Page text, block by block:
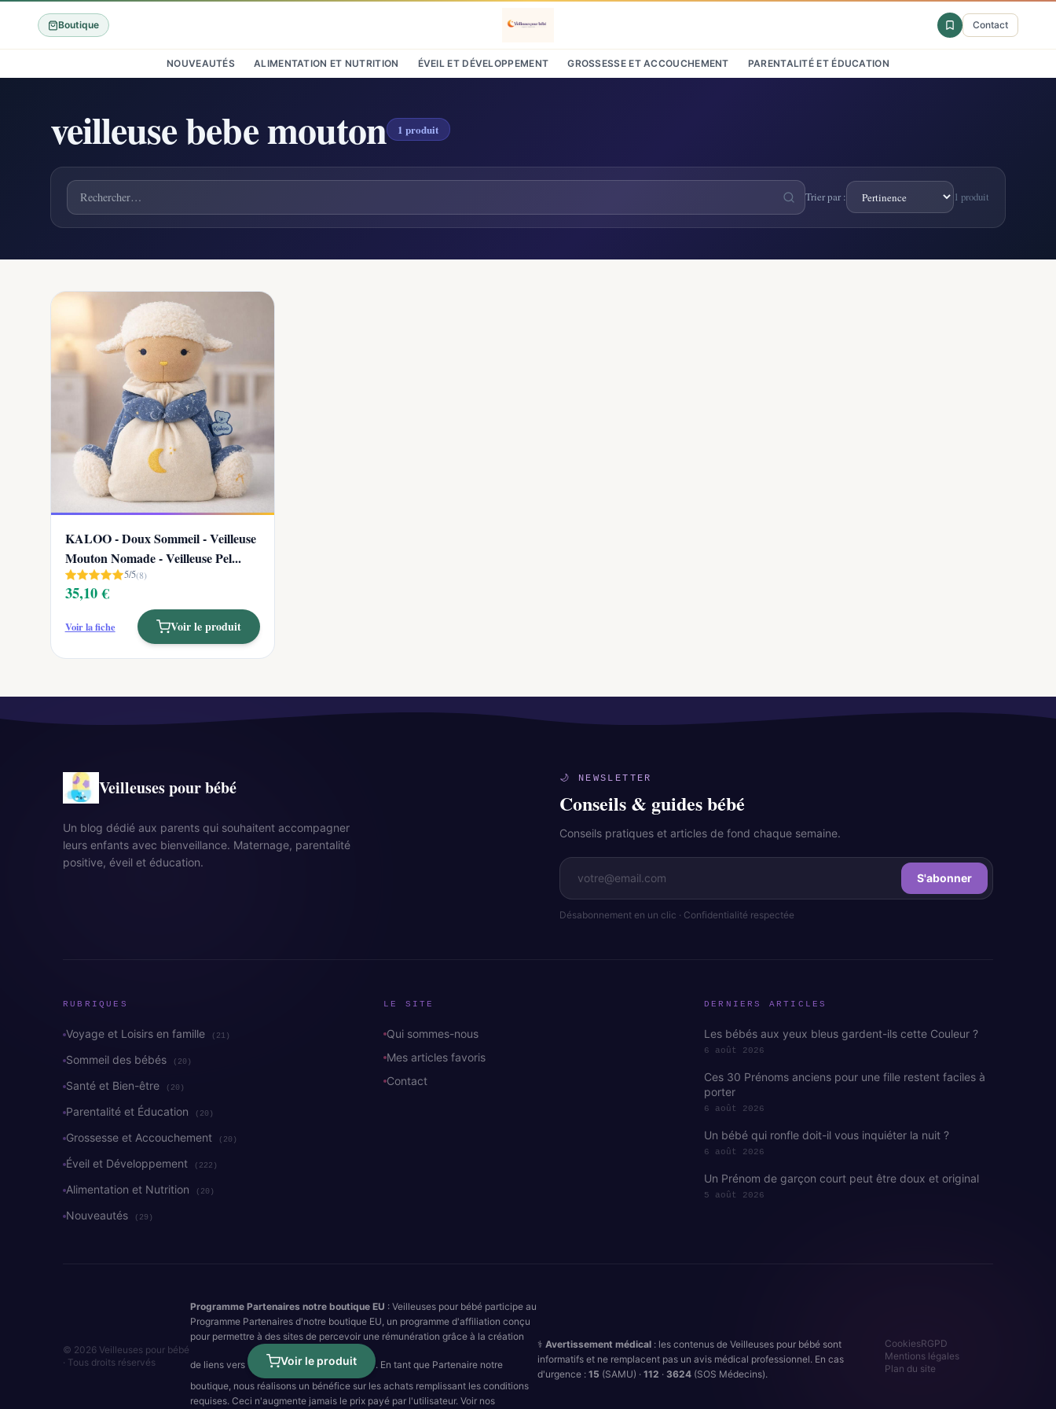
Boutique Contact
NOUVEAUTÉS ALIMENTATION ET NUTRITION ÉVEIL ET DÉVELOPPEMENT GROSSESSE ET ACCOUCHEMENT PARENTALITÉ ET ÉDUCATION
veilleuse bebe mouton 1 produit
Rechercher un produit
Trier par : 1 produit
KALOO - Doux Sommeil - Veilleuse
Mouton Nomade - Veilleuse Pel...
5/5(8)
35,10 €
Voir la fiche Voir le produit
Veilleuses pour bébé
Un blog dédié aux parents qui souhaitent accompagner
leurs enfants avec bienveillance. Maternage, parentalité
positive, éveil et éducation.
🌙 NEWSLETTER
Conseils & guides bébé
Conseils pratiques et articles de fond chaque semaine.
S'abonner
Désabonnement en un clic · Confidentialité respectée
RUBRIQUES
Voyage et Loisirs en famille (21)
Sommeil des bébés (20)
Santé et Bien-être (20)
Parentalité et Éducation (20)
Grossesse et Accouchement (20)
Éveil et Développement (222)
Alimentation et Nutrition (20)
Nouveautés (29)
LE SITE
Qui sommes-nous
Mes articles favoris
Contact
DERNIERS ARTICLES
Les bébés aux yeux bleus gardent-ils cette Couleur ?
6 août 2026
Ces 30 Prénoms anciens pour une fille restent faciles à
porter
6 août 2026
Un bébé qui ronfle doit-il vous inquiéter la nuit ?
6 août 2026
Un Prénom de garçon court peut être doux et original
5 août 2026
© 2026 Veilleuses pour bébé
· Tous droits réservés
Programme Partenaires notre boutique EU : Veilleuses pour bébé participe au
Programme Partenaires d'notre boutique EU, un programme d'affiliation conçu
pour permettre à des sites de percevoir une rémunération grâce à la création
de liens vers Voir le produit
. En tant que Partenaire notre
boutique, nous réalisons un bénéfice sur les achats remplissant les conditions
requises. Ceci n'augmente jamais le prix payé par l'utilisateur. Voir nos
⚕️Avertissement médical : les contenus de Veilleuses pour bébé sont
informatifs et ne remplacent pas un avis médical professionnel. En cas
d'urgence :15 (SAMU) ·112 · 3624 (SOS Médecins).
CookiesRGPD
Mentions légales
Plan du site